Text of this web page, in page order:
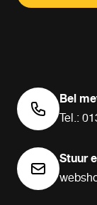
Bel
Tel.:
Stuur